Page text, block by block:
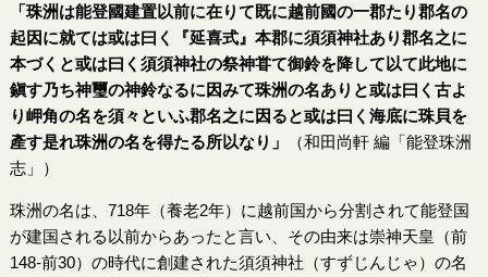
「珠洲は能登國建置以前に在りて既に越前國の一郡たり郡名の
起因に就ては或は曰く『延喜式』本郡に須須神社あり郡名之に
本づくと或は曰く須須神社の祭神甞て御鈴を降して以て此地に
鎭す乃ち神璽の神鈴なるに因みて珠洲の名ありと或は曰く古よ
り岬角の名を須々といふ郡名之に因ると或は曰く海底に珠貝を
產す是れ珠洲の名を得たる所以なり」
（和田尚軒 編「能登珠洲
志」）
珠洲の名は、718年（養老2年）に越前国から分割されて能登国
が建国される以前からあったと言い、その由来は崇神天皇（前
148-前30）の時代に創建された須須神社（すずじんじゃ）の名